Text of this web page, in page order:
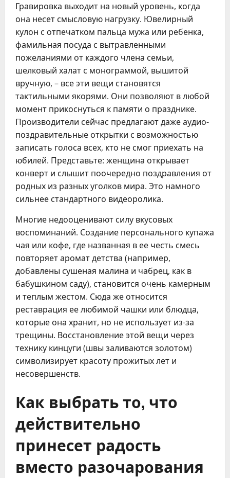
Гравировка выходит на новый уровень, когда
она несет смысловую нагрузку. Ювелирный
кулон с отпечатком пальца мужа или ребенка,
фамильная посуда с вытравленными
пожеланиями от каждого члена семьи,
шелковый халат с монограммой, вышитой
вручную, – все эти вещи становятся
тактильными якорями. Они позволяют в любой
момент прикоснуться к памяти о празднике.
Производители сейчас предлагают даже аудио-
поздравительные открытки с возможностью
записать голоса всех, кто не смог приехать на
юбилей. Представьте: женщина открывает
конверт и слышит поочередно поздравления от
родных из разных уголков мира. Это намного
сильнее стандартного видеоролика.
Многие недооценивают силу вкусовых
воспоминаний. Создание персонального купажа
чая или кофе, где названная в ее честь смесь
повторяет аромат детства (например,
добавлены сушеная малина и чабрец, как в
бабушкином саду), становится очень камерным
и теплым жестом. Сюда же относится
реставрация ее любимой чашки или блюдца,
которые она хранит, но не использует из-за
трещины. Восстановление этой вещи через
технику кинцуги (швы заливаются золотом)
символизирует красоту прожитых лет и
несовершенств.
Как выбрать то, что
действительно
принесет радость
вместо разочарования